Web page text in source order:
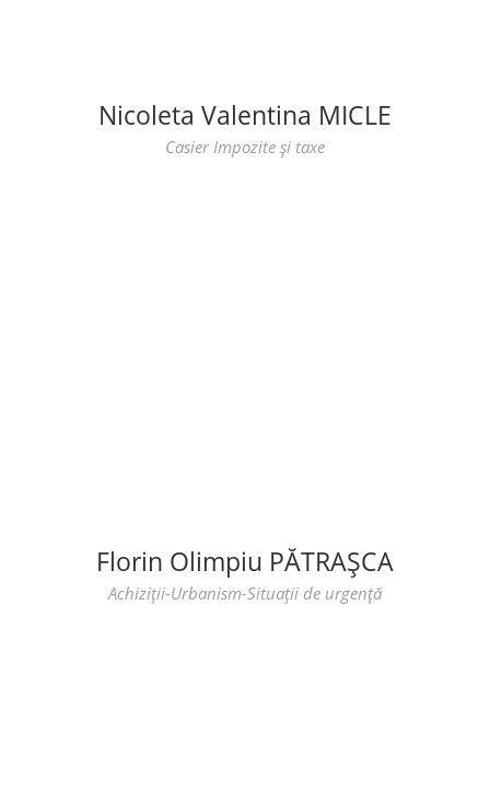
Nicoleta Valentina MICLE
Casier Impozite și taxe
Florin Olimpiu PĂTRAȘCA
Achiziții-Urbanism-Situații de urgență